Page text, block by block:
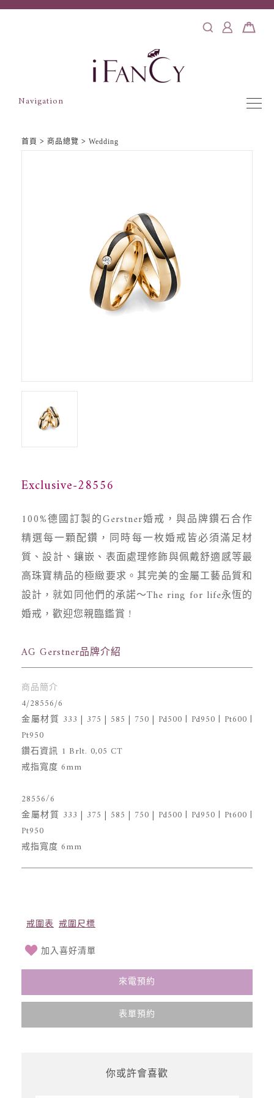
Navigation
首頁 > 商品總覽 > Wedding
Exclusive-28556
100%德國訂製的Gerstner婚戒，與品牌鑽石合作
精選每一顆配鑽，同時每一枚婚戒皆必須滿足材
質、設計、鑲嵌、表面處理修飾與佩戴舒適感等最
高珠寶精品的極緻要求。其完美的金屬工藝品質和
設計，就如同他們的承諾～The ring for life永恆的
婚戒，歡迎您親臨鑑賞 !
AG Gerstner品牌介紹
商品簡介
4/28556/6
金屬材質 333 | 375 | 585 | 750 | Pd500 | Pd950 | Pt600 |
Pt950
鑽石資訊 1 Brlt. 0,05 CT
戒指寬度 6mm
28556/6
金屬材質 333 | 375 | 585 | 750 | Pd500 | Pd950 | Pt600 |
Pt950
戒指寬度 6mm
戒圍表 戒圍尺標
加入喜好清單
來電預約
表單預約
你或許會喜歡